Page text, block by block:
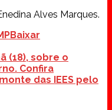
Alves Marques.
Baixar
(18), sobre o
Confira
das IEES pelo